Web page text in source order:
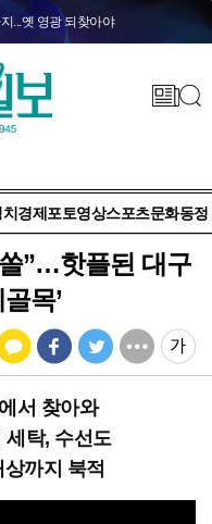
...옛 영광 되찾아야
경제 포토영상스포츠문화동정
”…핫플된 대구
목’
서 찾아와
세탁, 수선도
까지 북적